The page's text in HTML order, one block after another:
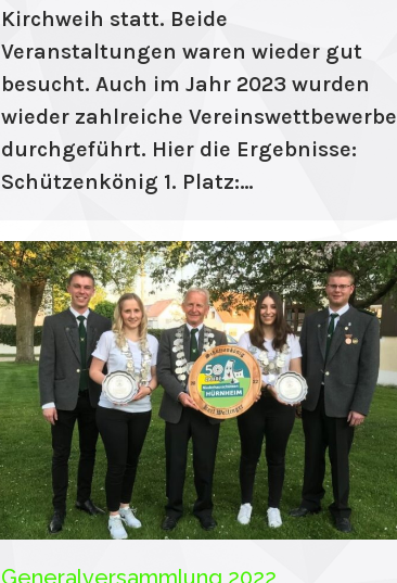
Kirchweih statt. Beide
Veranstaltungen waren wieder gut
besucht. Auch im Jahr 2023 wurden
wieder zahlreiche Vereinswettbewerbe
durchgeführt. Hier die Ergebnisse:
Schützenkönig 1. Platz:…
Generalversammlung 2022